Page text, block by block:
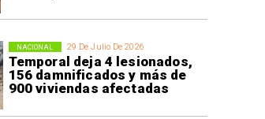
29 De Julio De 2026
Temporal deja 4 lesionados,
156 damnificados y más de
900 viviendas afectadas
NACIONAL